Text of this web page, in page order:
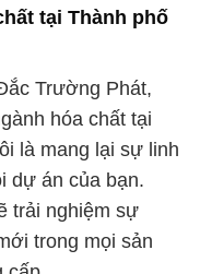
là mang lại sự linh
án của bạn.
trải nghiệm sự
trong mọi sản
một vai trò quan
kỹ thuật. Với sự đa
chúng tôi tự tin